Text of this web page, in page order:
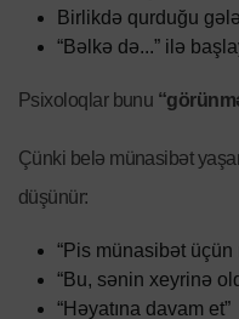
Birlikdə qurduğu
“Bəlkə də...” ilə
Psixoloqlar bunu
Çünki belə münasibət
düşünür:
“Pis münasibət
“Bu, sənin xeyrinə
“Həyatına davam et”